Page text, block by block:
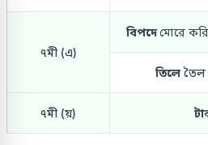
৭মী (এ)
বিপদেমোরে
তিলেতৈল
৭মী (য়)